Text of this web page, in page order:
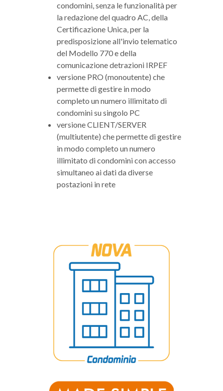
condomini, senza le funzionalità per
la redazione del quadro AC, della
Certificazione Unica, per la
predisposizione all'invio telematico
del Modello 770 e della
comunicazione detrazioni IRPEF
versione PRO (monoutente) che
permette di gestire in modo
completo un numero illimitato di
condomini su singolo PC
versione CLIENT/SERVER
(multiutente) che permette di gestire
in modo completo un numero
illimitato di condomini con accesso
simultaneo ai dati da diverse
postazioni in rete